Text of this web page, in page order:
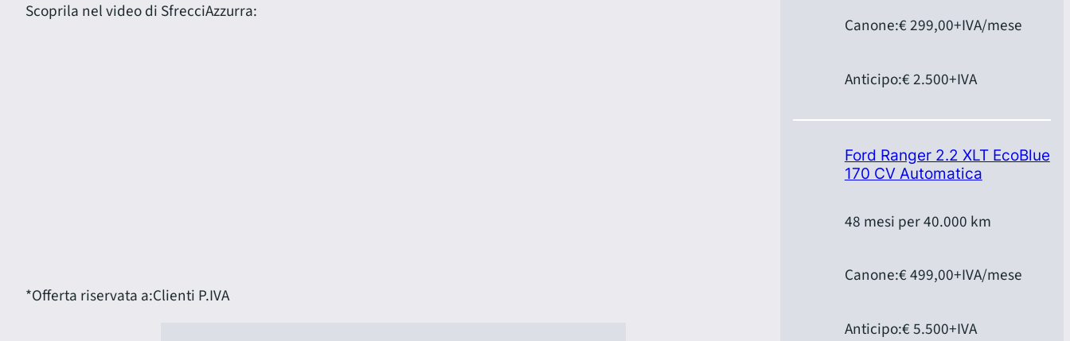
Scoprila nel video di SfrecciAzzurra:
*Offerta riservata a:Clienti P.IVA
Canone:€ 299,00+IVA/mese
Anticipo:€ 2.500+IVA
Ford Ranger 2.2 XLT EcoBlue
170 CV Automatica
48 mesi per 40.000 km
Canone:€ 499,00+IVA/mese
Anticipo:€ 5.500+IVA